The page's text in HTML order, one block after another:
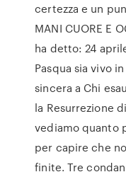
certezza e un
MANI CUORE E
ha detto: 24
Pasqua sia vivo
sincera a Chi
la Resurrezione
vediamo quanto
per capire che
finite. Tre